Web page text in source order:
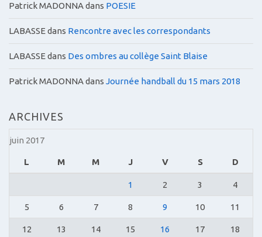
Patrick MADONNAdans POESIE
LABASSE dans Rencontre avec les correspondants
LABASSE dans Des ombres au collège Saint Blaise
Patrick MADONNAdans Journée handball du 15 mars 2018
ARCHIVES
juin 2017
L M M J V S D
1 2 3 4
5 6 7 8 9 10 11
12 13 14 15 16 17 18